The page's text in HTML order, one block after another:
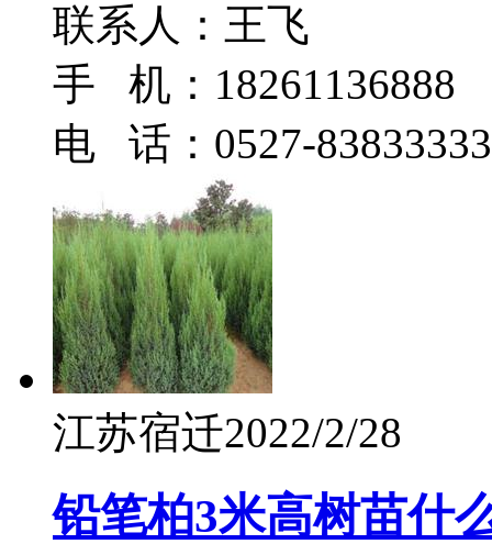
联系人：王飞
手 机：18261136888
电 话：0527-83833333
江苏宿迁2022/2/28
铅笔柏3米高树苗什